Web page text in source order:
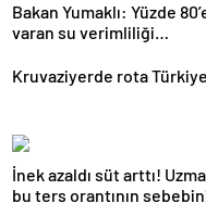
Bakan Yumaklı: Yüzde
varan su verimliliği
Kruvaziyerde rota Türkiye
İnek azaldı süt arttı!
bu ters orantının